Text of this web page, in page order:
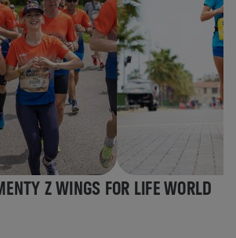
Z WINGS FOR LIFE WORLD